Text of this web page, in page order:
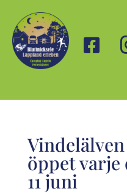

öppet varje
11 juni